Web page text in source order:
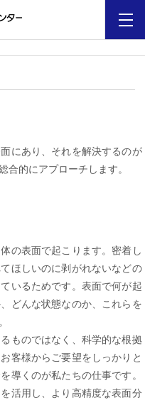
にあり、それを解決するのが
合的にアプローチします。
の表面で起こります。密着し
ほしいのに剥がれないなどの
いるためです。表面で何が起
どんな状態なのか、これらを
ものではなく、科学的な根拠
客様からご要望をしっかりと
導くのが私たちの仕事です。
活用し、より高精度な表面分